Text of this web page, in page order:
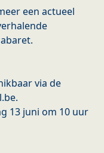
een actueel
via de
13 juni om 10 uur